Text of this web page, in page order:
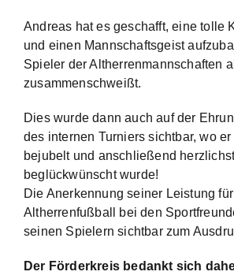
Andreas hat es geschafft, eine tolle
und einen Mannschaftsgeist
Spieler der Altherrenmannschaften
zusammenschweißt.
Dies wurde dann auch auf der
des internen Turniers sichtbar, wo
bejubelt und anschließend
beglückwünscht wurde!
Die Anerkennung seiner Leistung
Altherrenfußball bei den
seinen Spielern sichtbar zum
Der Förderkreis bedankt sich